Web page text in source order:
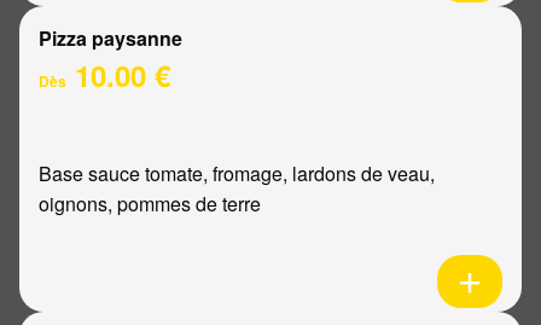
Pizza paysanne
Dès 10.00 €
Base sauce tomate, fromage, lardons de veau,
oignons, pommes de terre